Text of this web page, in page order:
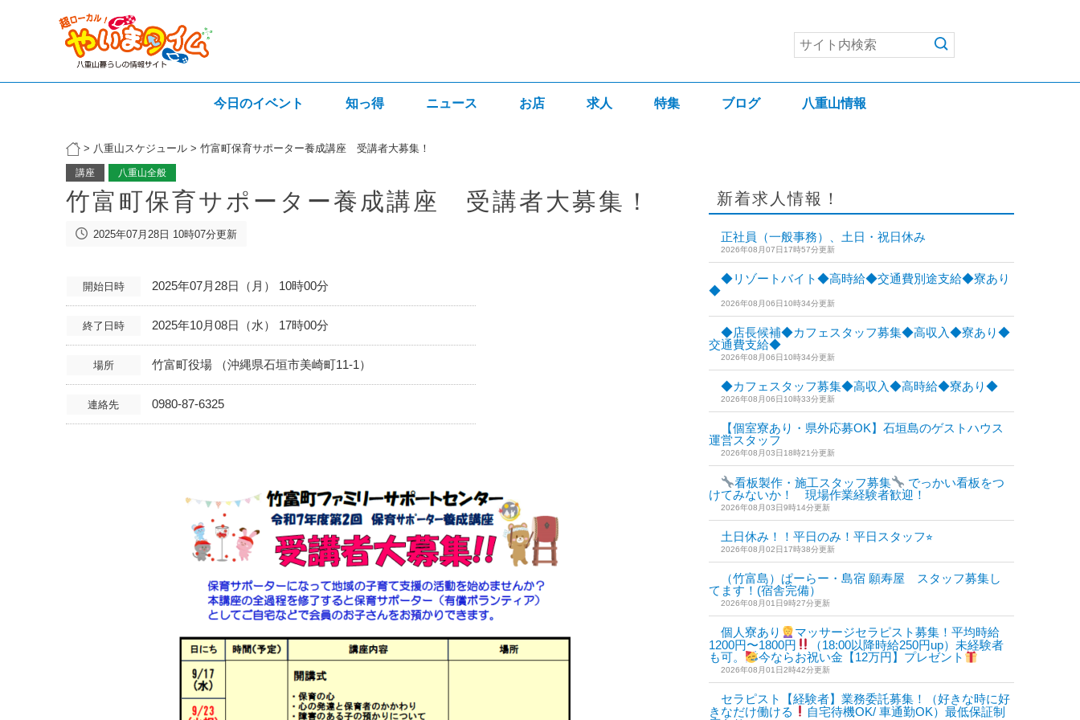
今日のイベント 知っ得 ニュース お店 求人 特集 ブログ 八重山情報
> 八重山スケジュール > 竹富町保育サポーター養成講座 受講者大募集！
講座 八重山全般
竹富町保育サポーター養成講座 受講者大募集！
2025年07月28日 10時07分更新
開始日時 2025年07月28日（月） 10時00分
終了日時 2025年10月08日（水） 17時00分
場所 竹富町役場 （沖縄県石垣市美崎町11-1）
連絡先 0980-87-6325
新着求人情報！
正社員（一般事務）、土日・祝日休み
2026年08月07日17時57分更新
◆リゾートバイト◆高時給◆交通費別途支給◆寮あり
◆
2026年08月06日10時34分更新
◆店長候補◆カフェスタッフ募集◆高収入◆寮あり◆
交通費支給◆
2026年08月06日10時34分更新
◆カフェスタッフ募集◆高収入◆高時給◆寮あり◆
2026年08月06日10時33分更新
【個室寮あり・県外応募OK】石垣島のゲストハウス
運営スタッフ
2026年08月03日18時21分更新
看板製作・施工スタッフ募集
でっかい看板をつ
けてみないか！ 現場作業経験者歓迎！
2026年08月03日9時14分更新
土日休み！！平日のみ！平日スタッフ⭐︎
2026年08月02日17時38分更新
（竹富島）ぱーらー・島宿 願寿屋 スタッフ募集し
てます！(宿舎完備）
2026年08月01日9時27分更新
個人寮あり
マッサージセラピスト募集！平均時給
1200円〜1800円
（18:00以降時給250円up）未経験者
も可。
今ならお祝い金【12万円】プレゼント
2026年08月01日2時42分更新
セラピスト【経験者】業務委託募集！（好きな時に好
きなだけ働ける
自宅待機OK/ 車通勤OK）最低保証制